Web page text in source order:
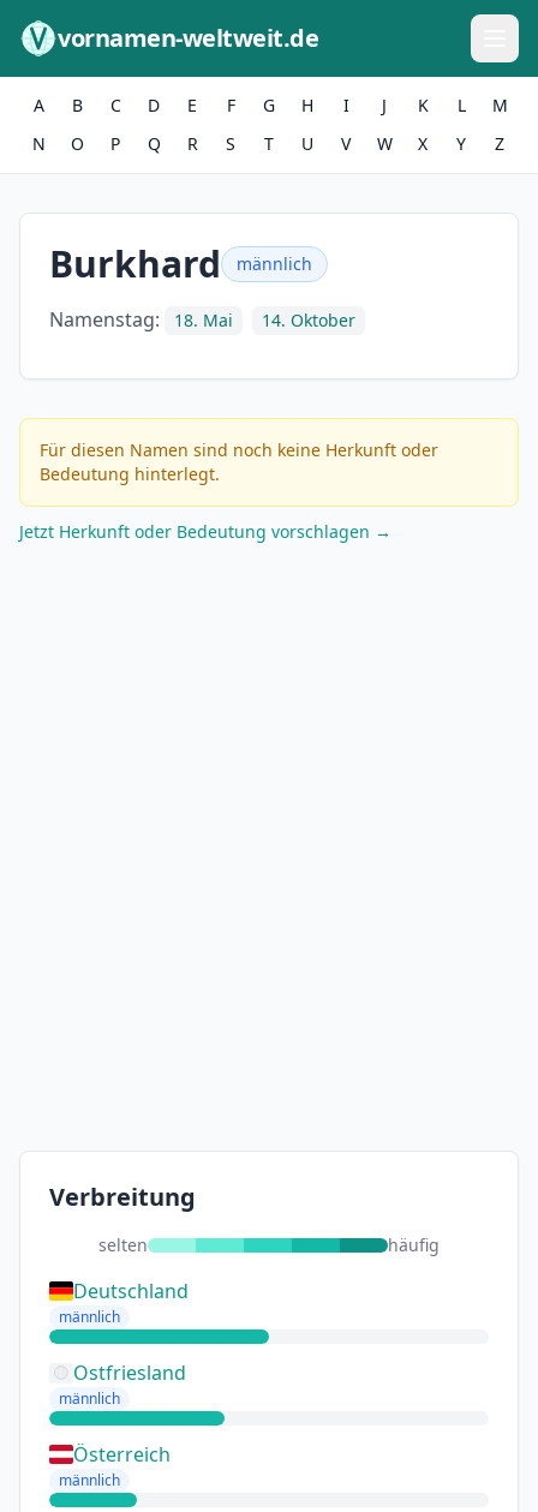
vornamen-weltweit.de
A B C D E F G H I J K L
M
N
O P Q R S T U V W X Y Z
Burkhard männlich
Namenstag: 18. Mai 14. Oktober
Für diesen Namen sind noch keine Herkunft oder
Bedeutung hinterlegt.
Jetzt Herkunft oder Bedeutung vorschlagen →
Verbreitung
selten häufig
Deutschland
männlich
Ostfriesland
männlich
Österreich
männlich